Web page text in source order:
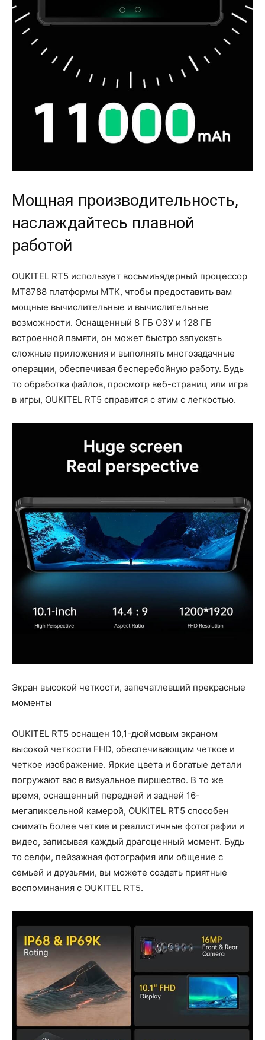
Мощная производительность,
наслаждайтесь плавной
работой
OUKITEL RT5 использует восьмиъядерный процессор
MT8788 платформы MTK, чтобы предоставить вам
мощные вычислительные и вычислительные
возможности. Оснащенный 8 ГБ ОЗУ и 128 ГБ
встроенной памяти, он может быстро запускать
сложные приложения и выполнять многозадачные
операции, обеспечивая бесперебойную работу. Будь
то обработка файлов, просмотр веб-страниц или игра
в игры, OUKITEL RT5 справится с этим с легкостью.
Экран высокой четкости, запечатлевший прекрасные
моменты
OUKITEL RT5 оснащен 10,1-дюймовым экраном
высокой четкости FHD, обеспечивающим четкое и
четкое изображение. Яркие цвета и богатые детали
погружают вас в визуальное пиршество. В то же
время, оснащенный передней и задней 16-
мегапиксельной камерой, OUKITEL RT5 способен
снимать более четкие и реалистичные фотографии и
видео, записывая каждый драгоценный момент. Будь
то селфи, пейзажная фотография или общение с
семьей и друзьями, вы можете создать приятные
воспоминания с OUKITEL RT5.